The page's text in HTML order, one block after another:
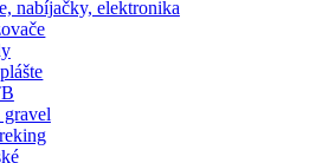
nabíjačky, elektronika
gravel